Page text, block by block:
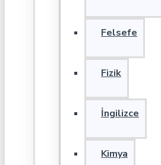
Felsefe
Fizik
İngilizce
Kimya